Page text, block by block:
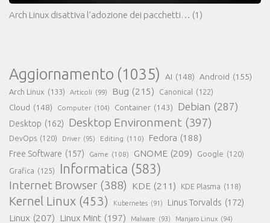
Arch Linux disattiva l’adozione dei pacchetti… (1)
Aggiornamento (1035) AI (148) Android (155)
Arch Linux (133) Articoli (99) Bug (215) Canonical (122)
Cloud (148) Computer (104) Container (143) Debian (287)
Desktop (162) Desktop Environment (397)
DevOps (120) Driver (95) Editing (110) Fedora (188)
Free Software (157) Game (108) GNOME (209) Google (120)
Grafica (125) Informatica (583)
Internet Browser (388) KDE (211) KDE Plasma (118)
Kernel Linux (453) Kubernetes (91) Linus Torvalds (172)
Linux (207) Linux Mint (197) Malware (93) Manjaro Linux (94)